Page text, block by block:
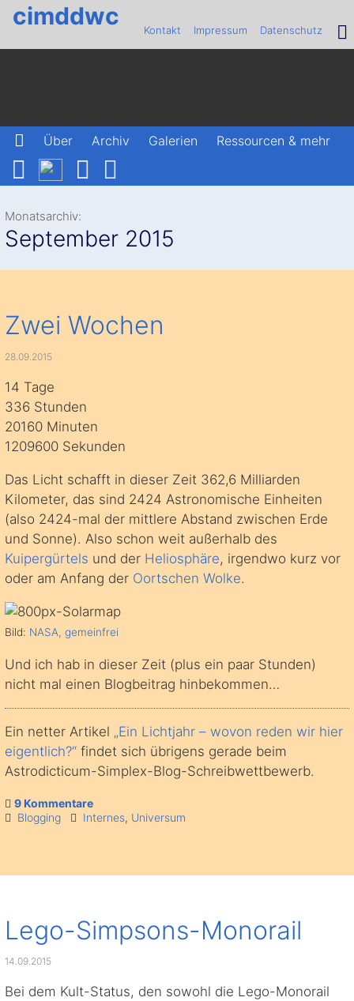
cimddwc Kontakt Impressum Datenschutz
Über Archiv Galerien Ressourcen & mehr
Monatsarchiv:
September 2015
Zwei Wochen
28.09.2015
14 Tage
336 Stunden
20160 Minuten
1209600 Sekunden
Das Licht schafft in dieser Zeit 362,6 Milliarden
Kilometer, das sind 2424 Astronomische Einheiten
(also 2424-mal der mittlere Abstand zwischen Erde
und Sonne). Also schon weit außerhalb des
Kuipergürtels und der Heliosphäre, irgendwo kurz vor
oder am Anfang der Oortschen Wolke.
Bild: NASA, gemeinfrei
Und ich hab in dieser Zeit (plus ein paar Stunden)
nicht mal einen Blogbeitrag hinbekommen…
Ein netter Artikel „Ein Lichtjahr – wovon reden wir hier
eigentlich?“ findet sich übrigens gerade beim
Astrodicticum-Simplex-Blog-Schreibwettbewerb.
9 Kommentare
Blogging
Internes, Universum
Lego-Simpsons-Monorail
14.09.2015
Bei dem Kult-Status, den sowohl die Lego-Monorail